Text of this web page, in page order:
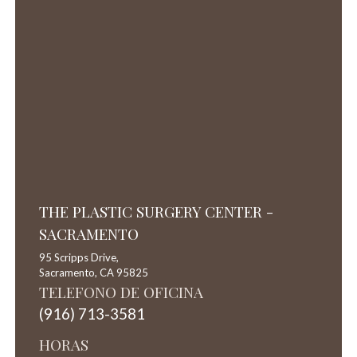
THE PLASTIC SURGERY CENTER -
SACRAMENTO
95 Scripps Drive,
Sacramento, CA 95825
TELEFONO DE OFICINA
(916) 713-3581
HORAS